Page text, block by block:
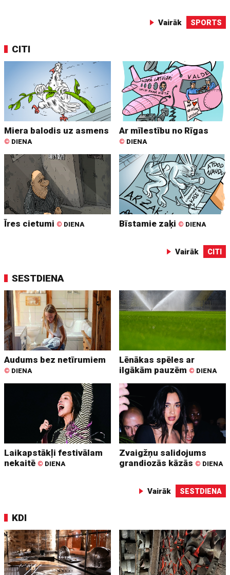
Vairāk SPORTS
CITI
Miera balodis uz asmens
© DIENA
Ar mīlestību no Rīgas
© DIENA
Īres cietumi © DIENA Bīstamie zaķi © DIENA
Vairāk CITI
SESTDIENA
Audums bez netīrumiem
© DIENA
Lēnākas spēles ar
ilgākām pauzēm © DIENA
Laikapstākļi festivālam
nekaitē © DIENA
Zvaigžņu salidojums
grandiozās kāzās © DIENA
Vairāk SESTDIENA
KDI